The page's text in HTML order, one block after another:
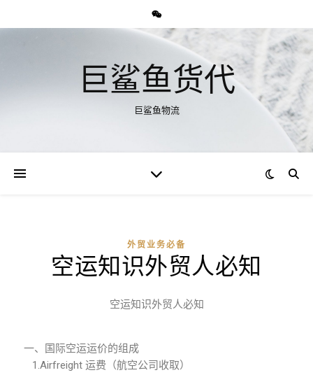
巨鲨鱼货代
巨鲨鱼物流
外贸业务必备
空运知识外贸人必知
空运知识外贸人必知
一、国际空运运价的组成
1.Airfreight 运费（航空公司收取）